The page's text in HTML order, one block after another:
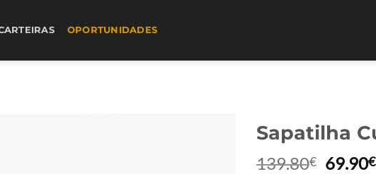
OPORTUNIDADES
Sapatilha
139.80€ O
69.90€